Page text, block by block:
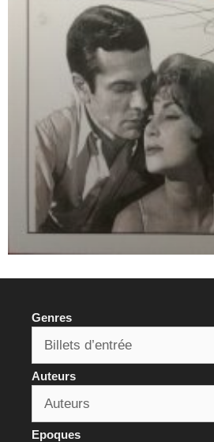
Genres
Auteurs
Epoques